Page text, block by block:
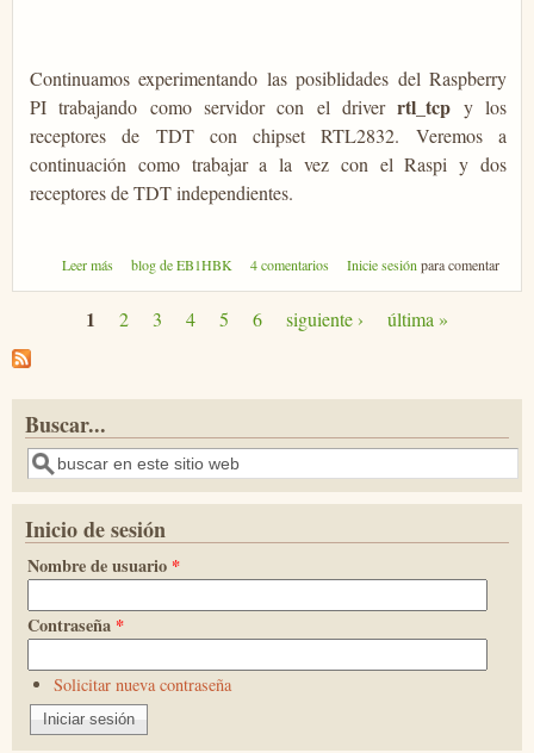
Continuamos experimentando las posiblidades del Raspberry
PI trabajando como servidor con el driverrtl_tcp y los
receptores de TDT con chipset RTL2832. Veremos a
continuación como trabajar a la vez con el Raspi y dos
receptores de TDT independientes.
Leer más sobre RTL-TCP y Raspberry Pi con dos receptores TDT
blog de EB1HBK 4 comentarios Inicie sesión para comentar
Páginas
1 2 3 4 5 6 siguiente › última »
Buscar...
Buscar
Inicio de sesión
Nombre de usuario *
Contraseña *
Solicitar nueva contraseña